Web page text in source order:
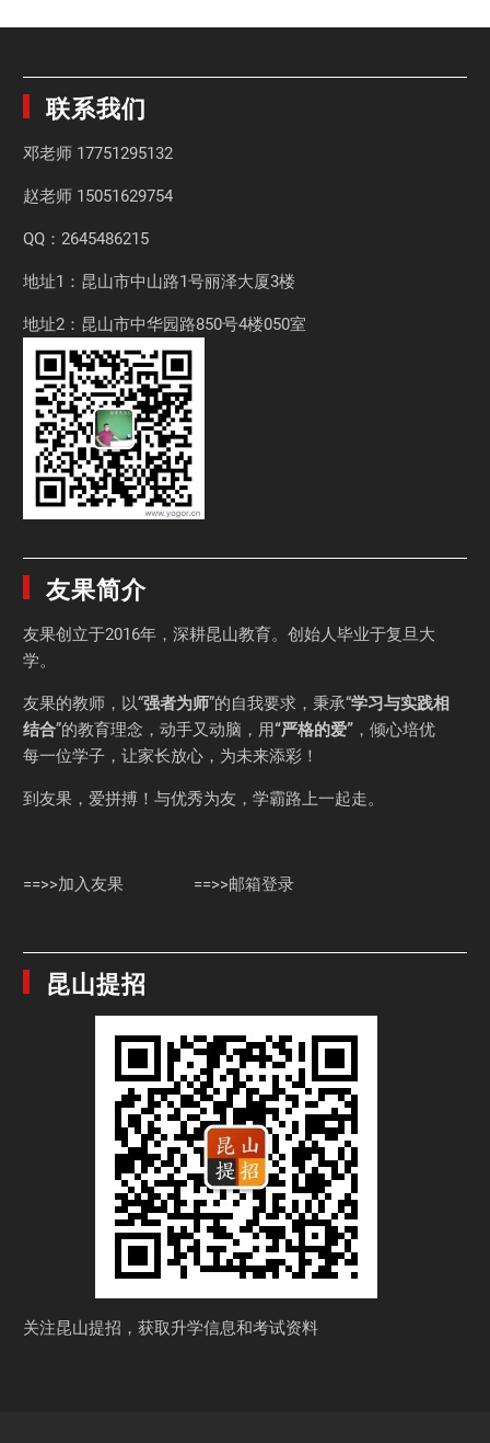
联系我们
邓老师 17751295132
赵老师 15051629754
QQ：2645486215
地址1：昆山市中山路1号丽泽大厦3楼
地址2：昆山市中华园路850号4楼050室
友果简介
友果创立于2016年，深耕昆山教育。创始人毕业于复旦大
学。
友果的教师，以“强者为师”的自我要求，秉承“学习与实践相
结合”的教育理念，动手又动脑，用“严格的爱” ，倾心培优
每一位学子，让家长放心，为未来添彩！
到友果，爱拼搏！与优秀为友，学霸路上一起走。
==>>加入友果 ==>>邮箱登录
昆山提招
关注昆山提招，获取升学信息和考试资料